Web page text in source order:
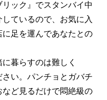
ック』でスタンバイ中
ているので、お気に入
足を運んであなたとの
暮らすのは難しく
い。パンチョとガバチ
ど見るだけで悶絶級の